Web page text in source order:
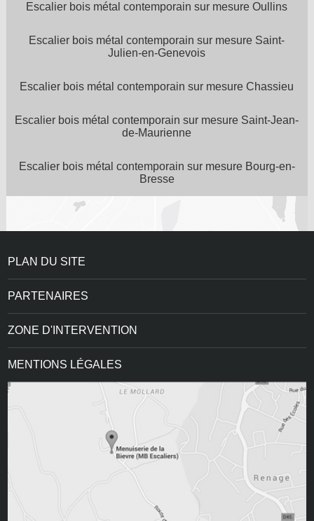
Escalier bois métal contemporain sur mesure Oullins
Escalier bois métal contemporain sur mesure Saint-
Julien-en-Genevois
Escalier bois métal contemporain sur mesure Chassieu
Escalier bois métal contemporain sur mesure Saint-Jean-
de-Maurienne
Escalier bois métal contemporain sur mesure Bourg-en-
Bresse
PLAN DU SITE
PARTENAIRES
ZONE D'INTERVENTION
MENTIONS LÉGALES